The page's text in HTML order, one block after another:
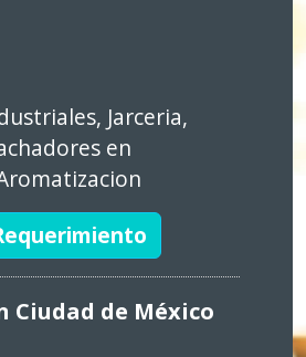
Jarceria,
en
Ciudad de México